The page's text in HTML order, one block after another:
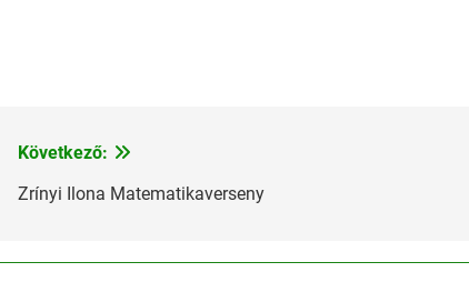
Következő:
Zrínyi Ilona Matematikaverseny